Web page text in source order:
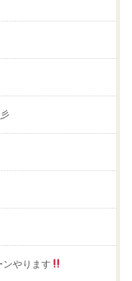
やります